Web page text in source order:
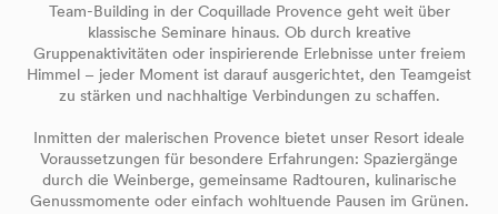
Team-Building in der Coquillade Provence geht weit über
klassische Seminare hinaus. Ob durch kreative
Gruppenaktivitäten oder inspirierende Erlebnisse unter freiem
Himmel – jeder Moment ist darauf ausgerichtet, den Teamgeist
zu stärken und nachhaltige Verbindungen zu schaffen.
Inmitten der malerischen Provence bietet unser Resort ideale
Voraussetzungen für besondere Erfahrungen: Spaziergänge
durch die Weinberge, gemeinsame Radtouren, kulinarische
Genussmomente oder einfach wohltuende Pausen im Grünen.